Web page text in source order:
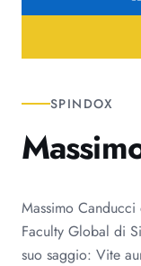
SPINDOX
Massimo
Faculty Global di
suo saggio: Vite